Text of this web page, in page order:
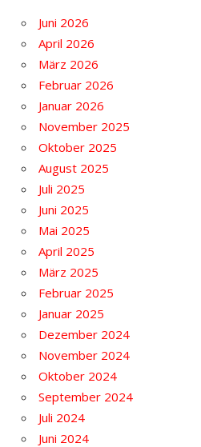
Juni 2026
April 2026
März 2026
Februar 2026
Januar 2026
November 2025
Oktober 2025
August 2025
Juli 2025
Juni 2025
Mai 2025
April 2025
März 2025
Februar 2025
Januar 2025
Dezember 2024
November 2024
Oktober 2024
September 2024
Juli 2024
Juni 2024